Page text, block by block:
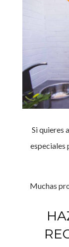
Si quieres
especiales
Muchas